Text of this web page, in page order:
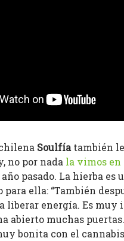
Soulfíatambién
no por nada la vimos en
pasado. La hierba es
ella: “También
liberar energía. Es muy
abierto muchas
bonita con el